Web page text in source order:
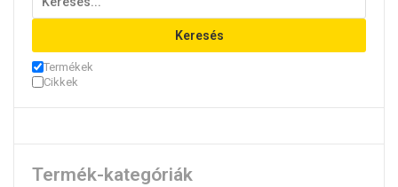
Keresés
Termékek
Cikkek
Termék-kategóriák